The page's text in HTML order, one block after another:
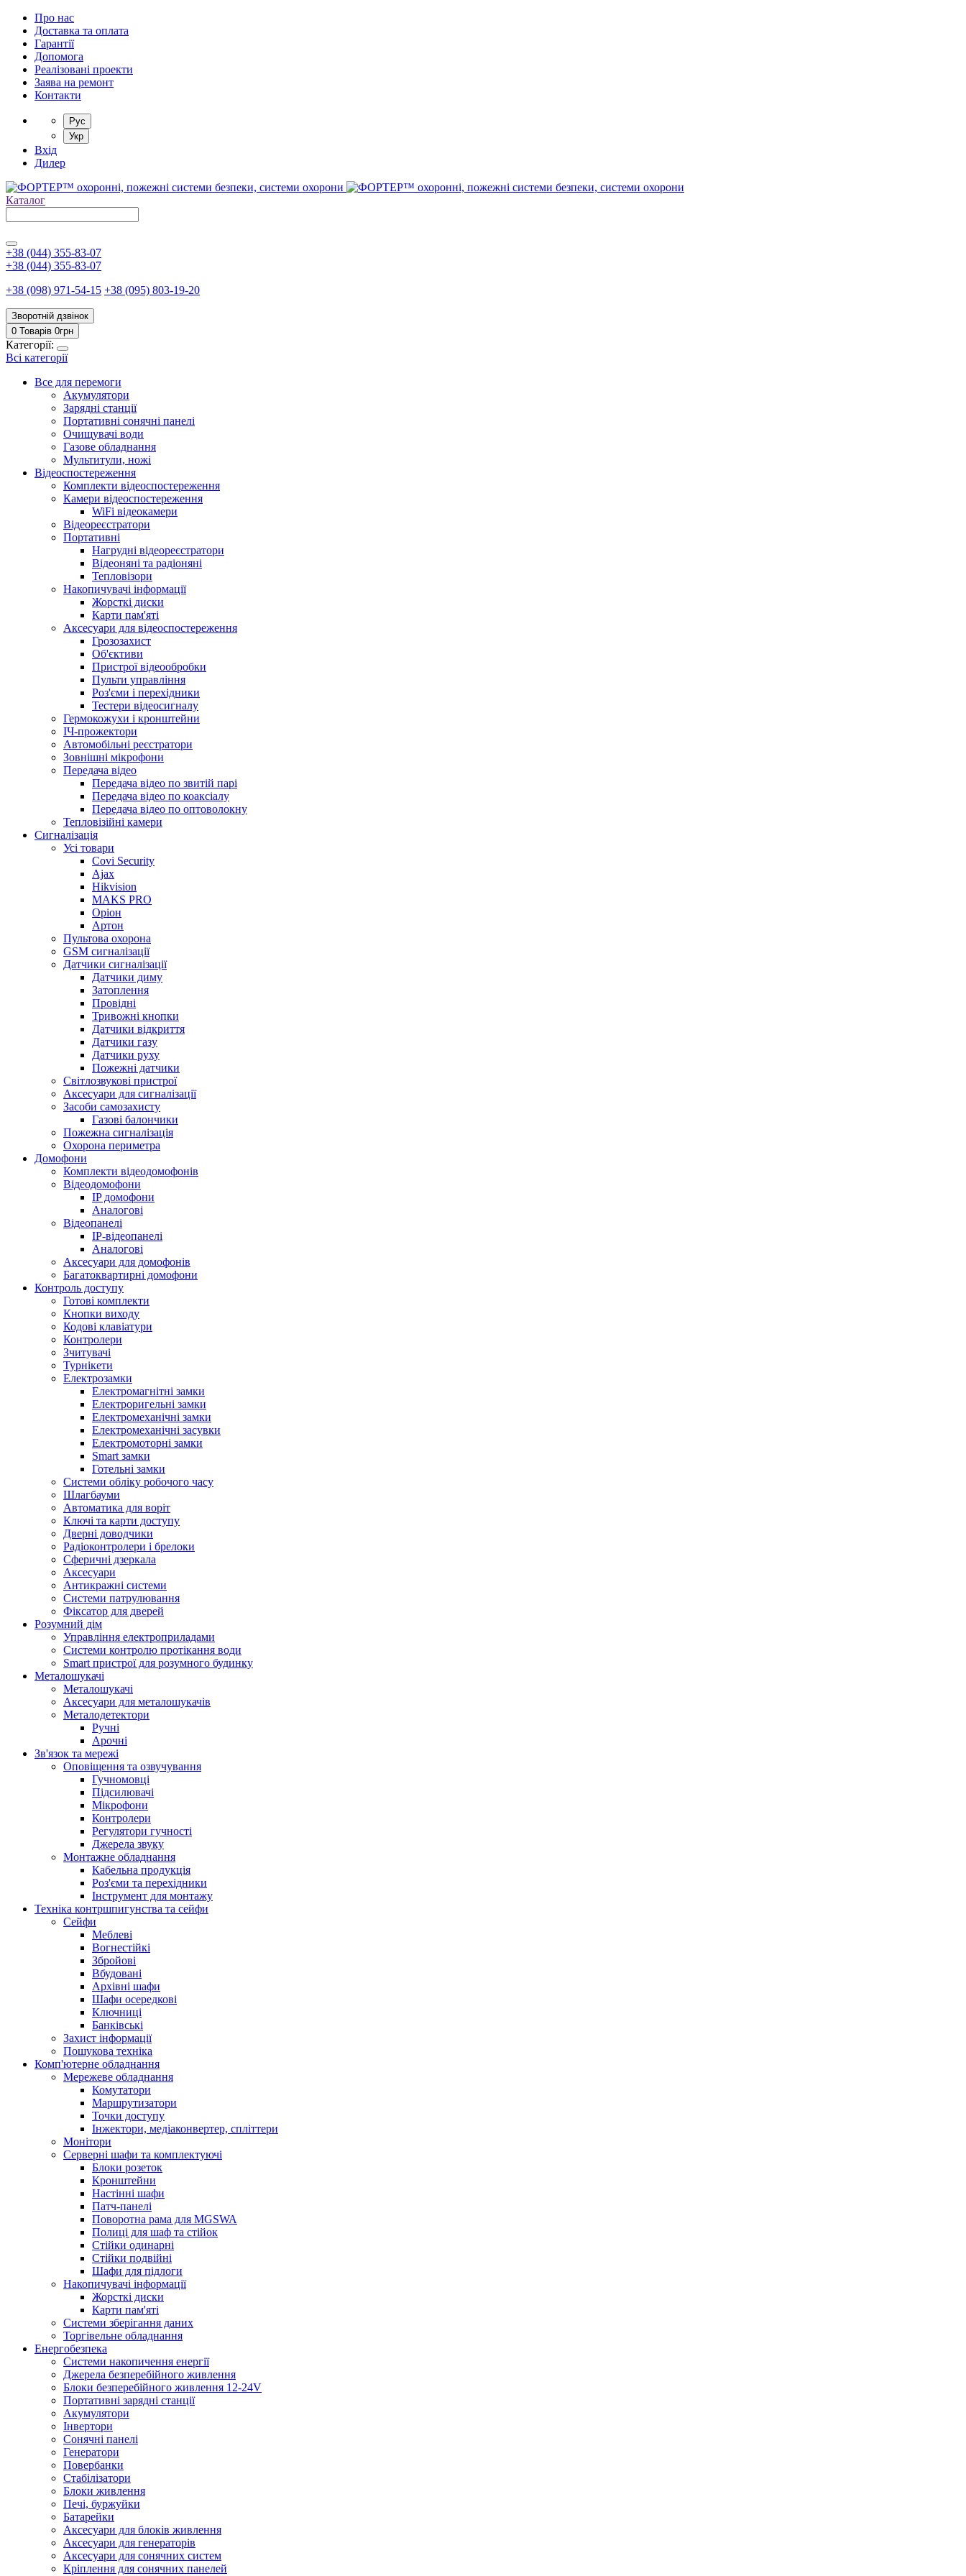
Про нас
Доставка та оплата
Гарантії
Допомога
Реалізовані проекти
Заява на ремонт
Контакти
Рус
Укр
Вхід
Дилер
Каталог
+38 (044) 355-83-07
+38 (044) 355-83-07
+38 (098) 971-54-15 +38 (095) 803-19-20
Зворотній дзвінок
0 Товарів 0грн
Категорії:
Всі категорії
Все для перемоги
Акумулятори
Зарядні станції
Портативні сонячні панелі
Очищувачі води
Газове обладнання
Мультитули, ножі
Відеоспостереження
Комплекти відеоспостереження
Камери відеоспостереження
WiFi відеокамери
Відеореєстратори
Портативні
Нагрудні відеореєстратори
Відеоняні та радіоняні
Тепловізори
Накопичувачі інформації
Жорсткі диски
Карти пам'яті
Аксесуари для відеоспостереження
Грозозахист
Об'єктиви
Пристрої відеообробки
Пульти управління
Роз'єми і перехідники
Тестери відеосигналу
Гермокожухи і кронштейни
ІЧ-прожектори
Автомобільні реєстратори
Зовнішні мікрофони
Передача відео
Передача відео по звитій парі
Передача відео по коаксіалу
Передача відео по оптоволокну
Тепловізійні камери
Cигналізація
Усі товари
Covi Security
Ajax
Hikvision
MAKS PRO
Оріон
Артон
Пультова охорона
GSM сигналізації
Датчики сигналізації
Датчики диму
Затоплення
Провідні
Тривожні кнопки
Датчики відкриття
Датчики газу
Датчики руху
Пожежні датчики
Світлозвукові пристрої
Аксесуари для сигналізації
Засоби самозахисту
Газові балончики
Пожежна сигналізація
Охорона периметра
Домофони
Комплекти відеодомофонів
Відеодомофони
IP домофони
Аналогові
Відеопанелі
IP-відеопанелі
Аналогові
Аксесуари для домофонів
Багатоквартирні домофони
Контроль доступу
Готові комплекти
Кнопки виходу
Кодові клавіатури
Контролери
Зчитувачі
Турнікети
Електрозамки
Електромагнітні замки
Електроригельні замки
Електромеханічні замки
Електромеханічні засувки
Електромоторні замки
Smart замки
Готельні замки
Системи обліку робочого часу
Шлагбауми
Автоматика для воріт
Ключі та карти доступу
Дверні доводчики
Радіоконтролери і брелоки
Сферичні дзеркала
Аксесуари
Антикражні системи
Системи патрулювання
Фіксатор для дверей
Розумний дім
Управління електроприладами
Системи контролю протікання води
Smart пристрої для розумного будинку
Металошукачі
Металошукачі
Аксесуари для металошукачів
Металодетектори
Ручні
Арочні
Зв'язок та мережі
Оповіщення та озвучування
Гучномовці
Підсилювачі
Мікрофони
Контролери
Регулятори гучності
Джерела звуку
Монтажне обладнання
Кабельна продукція
Роз'єми та перехідники
Інструмент для монтажу
Техніка контршпигунства та сейфи
Сейфи
Меблеві
Вогнестійкі
Збройові
Вбудовані
Архівні шафи
Шафи осередкові
Ключниці
Банківські
Захист інформації
Пошукова техніка
Комп'ютерне обладнання
Мережеве обладнання
Комутатори
Маршрутизатори
Точки доступу
Інжектори, медіаконвертер, спліттери
Монітори
Серверні шафи та комплектуючі
Блоки розеток
Кронштейни
Настінні шафи
Патч-панелі
Поворотна рама для MGSWA
Полиці для шаф та стійок
Стійки одинарні
Стійки подвійні
Шафи для підлоги
Накопичувачі інформації
Жорсткі диски
Карти пам'яті
Системи зберігання даних
Торгівельне обладнання
Енергобезпека
Системи накопичення енергії
Джерела безперебійного живлення
Блоки безперебійного живлення 12-24V
Портативні зарядні станції
Акумулятори
Інвертори
Сонячні панелі
Генератори
Повербанки
Стабілізатори
Блоки живлення
Печі, буржуйки
Батарейки
Аксесуари для блоків живлення
Аксесуари для генераторів
Аксесуари для сонячних систем
Кріплення для сонячних панелей